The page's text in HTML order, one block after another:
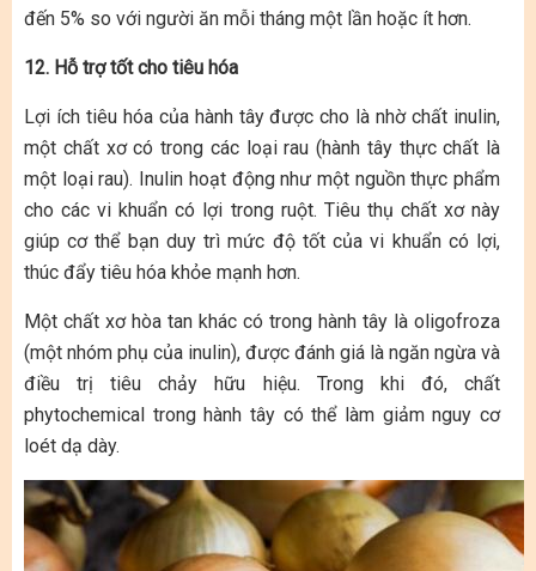
đến 5% so với người ăn mỗi tháng một lần hoặc ít hơn.
12. Hỗ trợ tốt cho tiêu hóa
Lợi ích tiêu hóa của hành tây được cho là nhờ chất inulin,
một chất xơ có trong các loại rau (hành tây thực chất là
một loại rau). Inulin hoạt động như một nguồn thực phẩm
cho các vi khuẩn có lợi trong ruột. Tiêu thụ chất xơ này
giúp cơ thể bạn duy trì mức độ tốt của vi khuẩn có lợi,
thúc đẩy tiêu hóa khỏe mạnh hơn.
Một chất xơ hòa tan khác có trong hành tây là oligofroza
(một nhóm phụ của inulin), được đánh giá là ngăn ngừa và
điều trị tiêu chảy hữu hiệu. Trong khi đó, chất
phytochemical trong hành tây có thể làm giảm nguy cơ
loét dạ dày.